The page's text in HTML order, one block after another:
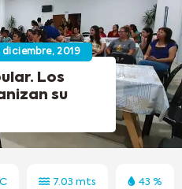
diciembre, 2019
Los
su
7.03 mts 43 %